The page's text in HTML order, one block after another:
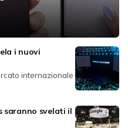
i nuovi
internazionale
saranno svelati il